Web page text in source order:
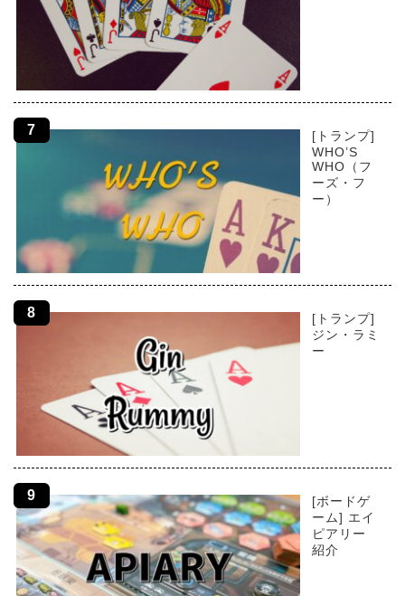
[トランプ]
WHO’S
WHO（フ
ーズ・フ
ー）
[トランプ]
ジン・ラミ
ー
[ボードゲ
ーム] エイ
ピアリー
紹介